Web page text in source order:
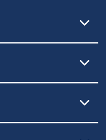
利用が可能です。
を